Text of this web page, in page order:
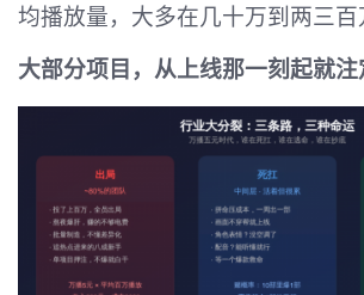
均播放量，大多在几十万到两三百
大部分项目，从上线那一刻起就注